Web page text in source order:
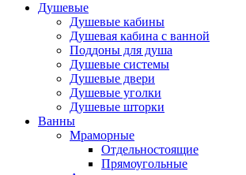
Душевые
Душевые кабины
Душевая кабина с ванной
Поддоны для душа
Душевые системы
Душевые двери
Душевые уголки
Душевые шторки
Ванны
Мраморные
Отдельностоящие
Прямоугольные